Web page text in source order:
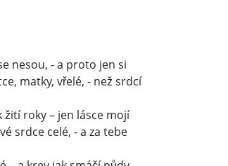
nesou, - a proto jen si
matky, vřelé, - než srdcí
žití roky – jen lásce mojí
srdce celé, - a za tebe